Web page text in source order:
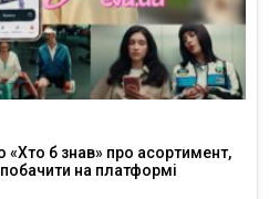
«Хто б знав» про асортимент,
на платформі